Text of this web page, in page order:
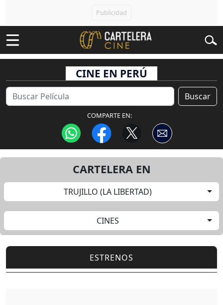
CINE EN PERÚ
Buscar
COMPARTE EN:
CARTELERA EN
TRUJILLO (LA LIBERTAD)
CINES
ESTRENOS